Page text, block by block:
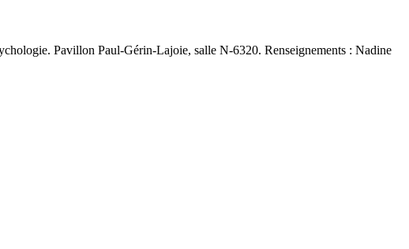
Pavillon Paul-Gérin-Lajoie, salle N-6320. Renseignements : Nadine